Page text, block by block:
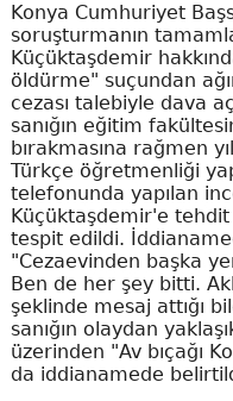
Konya Cumhuriyet
soruşturmanın
Küçüktaşdemir
öldürme" suçundan
cezası talebiyle dava
sanığın eğitim
bırakmasına rağmen
Türkçe öğretmenliği
telefonunda yapılan
Küçüktaşdemir'e
tespit edildi.
"Cezaevinden başka
Ben de her şey bitti.
şeklinde mesaj attığı
sanığın olaydan
üzerinden "Av bıçağı
da iddianamede